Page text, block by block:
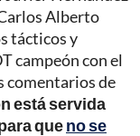
Alberto
tácticos y
campeón con el
comentarios de
está servida
queno se